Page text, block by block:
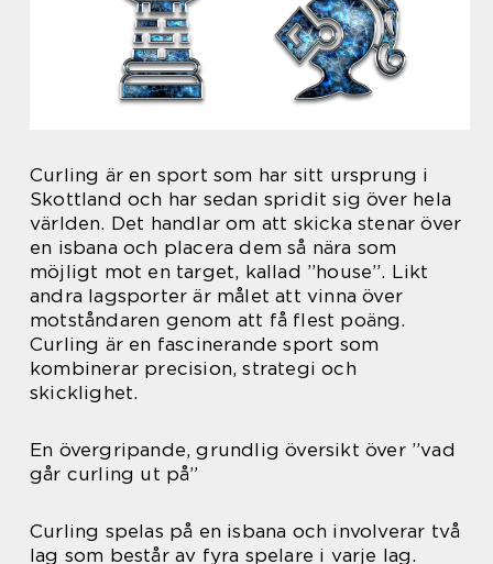
Curling är en sport som har sitt ursprung i
Skottland och har sedan spridit sig över hela
världen. Det handlar om att skicka stenar över
en isbana och placera dem så nära som
möjligt mot en target, kallad ”house”. Likt
andra lagsporter är målet att vinna över
motståndaren genom att få flest poäng.
Curling är en fascinerande sport som
kombinerar precision, strategi och
skicklighet.
En övergripande, grundlig översikt över ”vad
går curling ut på”
Curling spelas på en isbana och involverar två
lag som består av fyra spelare i varje lag.